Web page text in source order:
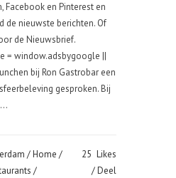
Facebook en Pinterest en
de nieuwste berichten. Of
de Nieuwsbrief.
= window.adsbygoogle ||
bij Ron Gastrobar een
gesproken. Bij
/Home /
/
25 Likes
Deel